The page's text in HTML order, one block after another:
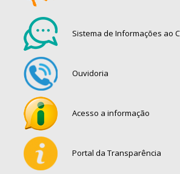
Sistema de Informações ao
Ouvidoria
Acesso a informação
Portal da Transparência